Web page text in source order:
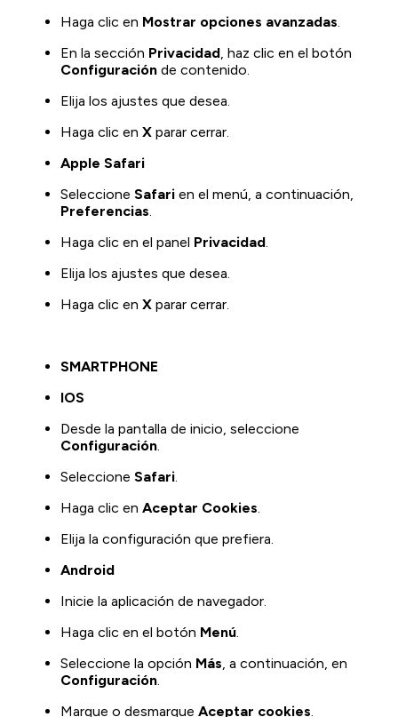
Haga clic en Mostrar opciones avanzadas.
En la sección Privacidad, haz clic en el botón
Configuración de contenido.
Elija los ajustes que desea.
Haga clic en X parar cerrar.
Apple Safari
Seleccione Safari en el menú, a continuación,
Preferencias.
Haga clic en el panel Privacidad.
Elija los ajustes que desea.
Haga clic en X parar cerrar.
SMARTPHONE
IOS
Desde la pantalla de inicio, seleccione
Configuración.
Seleccione Safari.
Haga clic en Aceptar Cookies.
Elija la configuración que prefiera.
Android
Inicie la aplicación de navegador.
Haga clic en el botón Menú.
Seleccione la opción Más, a continuación, en
Configuración.
Marque o desmarque Aceptar cookies.